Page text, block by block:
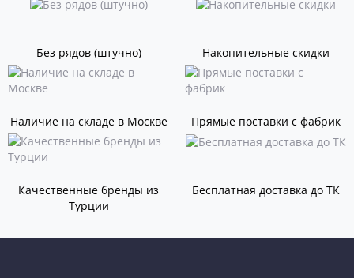
Без рядов (штучно) Накопительные скидки
Наличие на складе в Москве Прямые поставки с фабрик
Качественные бренды из
Турции
Бесплатная доставка до ТК